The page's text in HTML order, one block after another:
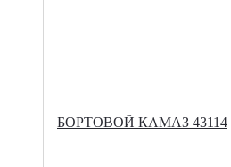
БОРТОВОЙ КАМАЗ 43114